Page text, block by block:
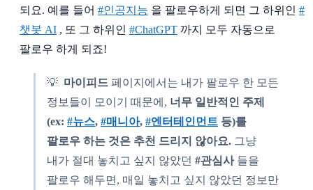
되요. 예를 들어 #인공지능 을 팔로우하게 되면 그 하위인 #
챗봇 AI , 또 그 하위인 #ChatGPT 까지 모두 자동으로
팔로우 하게 되죠!
💡 마이피드 페이지에서는 내가 팔로우 한 모든
정보들이 모이기 때문에, 너무 일반적인 주제
(ex: #뉴스, #매니아, #엔터테인먼트 등)를
팔로우 하는 것은 추천 드리지 않아요. 그냥
내가 절대 놓치고 싶지 않았던 #관심사들을
팔로우 해두면, 매일 놓치고 싶지 않았던 정보만